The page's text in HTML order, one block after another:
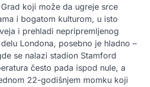
koji može da ugreje srce
i bogatom kulturom, u isto
i prehladi nepripremljenog
Londona, posebno je hladno –
se nalazi stadion Stamford
često pada ispod nule, a
22-godišnjem momku koji